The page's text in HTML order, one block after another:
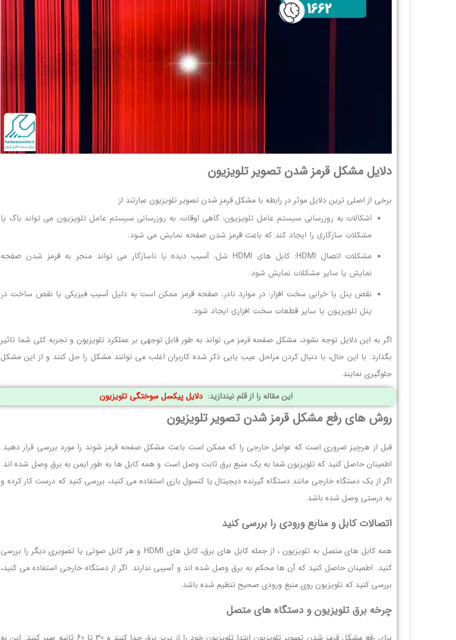
دلایل مشکل قرمز شدن تصویر تلویزیون
برخی از اصلی ترین دلایل موثر در رابطه با مشکل قرمز شدن تصویر تلویزیون عبارتند از:
اشکالات به ‌روزرسانی سیستم عامل تلویزیون: گاهی اوقات، به ‌روزرسانی سیستم عامل تلویزیون می ‌تواند باگ یا
مشکلات سازگاری را ایجاد کند که باعث قرمز شدن صفحه ‌نمایش می ‌شود.
مشکلات اتصال HDMI: کابل های HDMI شل، آسیب دیده یا ناسازگار می تواند منجر به قرمز شدن صفحه
نمایش یا سایر مشکلات نمایش شود.
نقص پنل یا خرابی سخت افزار: در موارد نادر، صفحه قرمز ممکن است به دلیل آسیب فیزیکی یا نقص ساخت در
پنل تلویزیون یا سایر قطعات سخت افزاری ایجاد شود.
اگر به این دلایل توجه نشود، مشکل صفحه قرمز می تواند به طور قابل توجهی بر عملکرد تلویزیون و تجربه کلی شما تاثیر
بگذارد. با این حال، با دنبال کردن مراحل عیب ‌یابی ذکر شده کاربران اغلب می ‌توانند مشکل را حل کنند و از این مشکل
جلوگیری نمایند.
این مقاله را از قلم نیندازید: دلایل پیکسل سوختگی تلویزیون
روش های رفع مشکل قرمز شدن تصویر تلویزیون
قبل از هرچیز ضروری است که عوامل خارجی را که ممکن است باعث مشکل صفحه قرمز شوند را مورد بررسی قرار دهید.
اطمینان حاصل کنید که تلویزیون شما به یک منبع برق ثابت وصل است و همه کابل ‌ها به طور ایمن به برق وصل شده‌ اند.
اگر از یک دستگاه خارجی مانند دستگاه گیرنده دیجیتال یا کنسول بازی استفاده می ‌کنید، بررسی کنید که درست کار کرده و
به درستی وصل شده باشد.
اتصالات کابل و منابع ورودی را بررسی کنید
همه کابل‌ های متصل به تلویزیون ، از جمله کابل ‌های برق، کابل‌ های HDMI و هر کابل صوتی یا تصویری دیگر را بررسی
کنید. اطمینان حاصل کنید که آن ها محکم به برق وصل شده اند و آسیبی ندارند. اگر از دستگاه خارجی استفاده می کنید،
بررسی کنید که تلویزیون روی منبع ورودی صحیح تنظیم شده باشد.
چرخه برق تلویزیون و دستگاه های متصل